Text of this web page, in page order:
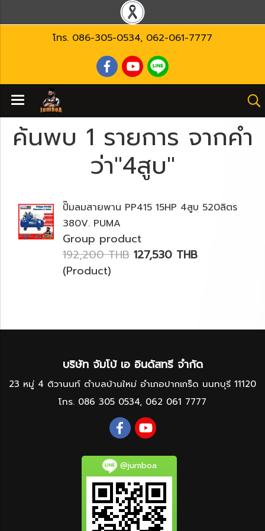
โทร. 086-305-0534, 062-061-7777
ค้นพบ 1 รายการ จากคำ
ว่า"4สูบ"
ปั๊มลมสายพาน PP415 15HP 4สูบ 520ลิตร
380V. PUMA
Group product
192,200 THB 127,530 THB
(Product)
บริษัท จัมโบ้ เอ อินดัสทรี จำกัด
23 หมู่ 4 ติวานนท์ ตำบลบ้านใหม่ อำเภอปากเกร็ด นนทบุรี 11120
โทร. 086 305 0534, 062 061 7777
@jumboa